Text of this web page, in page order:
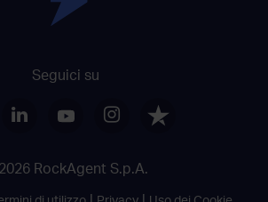
Seguici su
RockAgent S.p.A.